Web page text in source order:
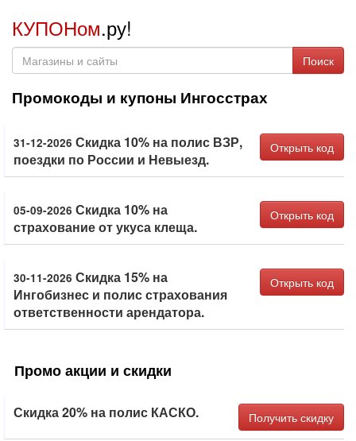
КУПОНом.ру!
Поиск
Промокоды и купоны Ингосстрах
31-12-2026 Скидка 10% на полис ВЗР,
поездки по России и Невыезд.
Открыть код
05-09-2026 Скидка 10% на
страхование от укуса клеща.
Открыть код
30-11-2026 Скидка 15% на
Ингобизнес и полис страхования
ответственности арендатора.
Открыть код
Промо акции и скидки
Скидка 20% на полис КАСКО. Получить скидку